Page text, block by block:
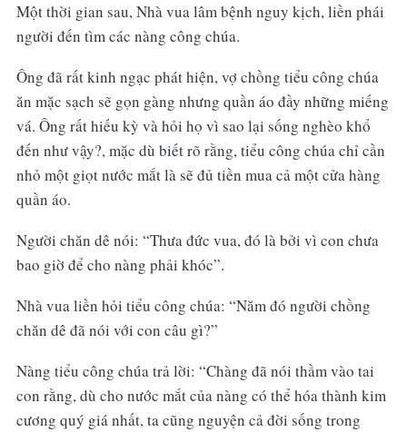
Một thời gian sau, Nhà vua lâm bệnh nguy kịch, liền phái
người đến tìm các nàng công chúa.
Ông đã rất kinh ngạc phát hiện, vợ chồng tiểu công chúa
ăn mặc sạch sẽ gọn gàng nhưng quần áo đầy những miếng
vá. Ông rất hiếu kỳ và hỏi họ vì sao lại sống nghèo khổ
đến như vậy?, mặc dù biết rõ rằng, tiểu công chúa chỉ cần
nhỏ một giọt nước mắt là sẽ đủ tiền mua cả một cửa hàng
quần áo.
Người chăn dê nói: “Thưa đức vua, đó là bởi vì con chưa
bao giờ để cho nàng phải khóc”.
Nhà vua liền hỏi tiểu công chúa: “Năm đó người chồng
chăn dê đã nói với con câu gì?”
Nàng tiểu công chúa trả lời: “Chàng đã nói thầm vào tai
con rằng, dù cho nước mắt của nàng có thể hóa thành kim
cương quý giá nhất, ta cũng nguyện cả đời sống trong